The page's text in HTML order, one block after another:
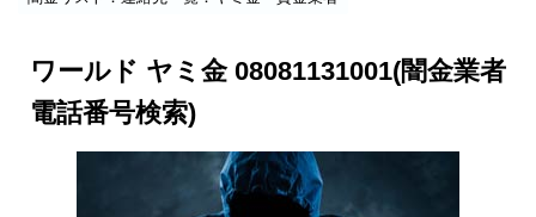
ワールド ヤミ金 08081131001(闇金業者
電話番号検索)